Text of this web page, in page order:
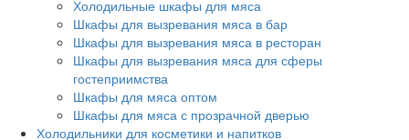
Холодильные шкафы для мяса
Шкафы для вызревания мяса в бар
Шкафы для вызревания мяса в ресторан
Шкафы для вызревания мяса для сферы
гостеприимства
Шкафы для мяса оптом
Шкафы для мяса с прозрачной дверью
Холодильники для косметики и напитков